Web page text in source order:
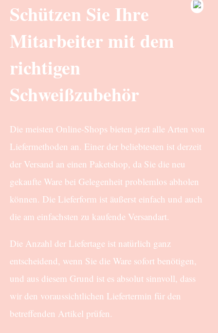
Schützen Sie Ihre
Mitarbeiter mit dem
richtigen
Schweißzubehör
Die meisten Online-Shops bieten jetzt alle Arten von
Liefermethoden an. Einer der beliebtesten ist derzeit
der Versand an einen Paketshop, da Sie die neu
gekaufte Ware bei Gelegenheit problemlos abholen
können. Die Lieferform ist äußerst einfach und auch
die am einfachsten zu kaufende Versandart.
Die Anzahl der Liefertage ist natürlich ganz
entscheidend, wenn Sie die Ware sofort benötigen,
und aus diesem Grund ist es absolut sinnvoll, dass
wir den voraussichtlichen Liefertermin für den
betreffenden Artikel prüfen.